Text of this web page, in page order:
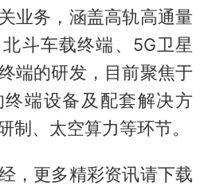
业务，涵盖高轨高通量
斗车载终端、5G卫星
端的研发，目前聚焦于
端设备及配套解决方
制、太空算力等环节。
，更多精彩资讯请下载